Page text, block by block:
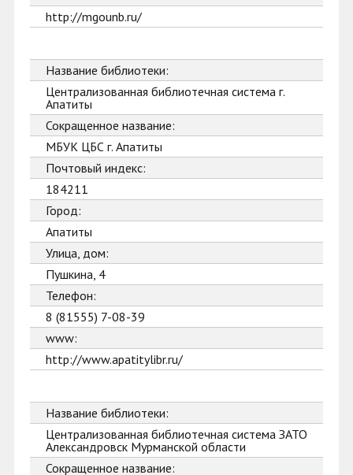
http://mgounb.ru/
Название библиотеки:
Централизованная библиотечная система г.
Апатиты
Сокращенное название:
МБУК ЦБС г. Апатиты
Почтовый индекс:
184211
Город:
Апатиты
Улица, дом:
Пушкина, 4
Телефон:
8 (81555) 7-08-39
www:
http://www.apatitylibr.ru/
Название библиотеки:
Централизованная библиотечная система ЗАТО
Александровск Мурманской области
Сокращенное название: